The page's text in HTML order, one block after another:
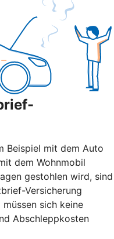
Beispiel mit dem Auto
dem Wohnmobil
gestohlen wird, sind
Versicherung
sich keine
Abschleppkosten